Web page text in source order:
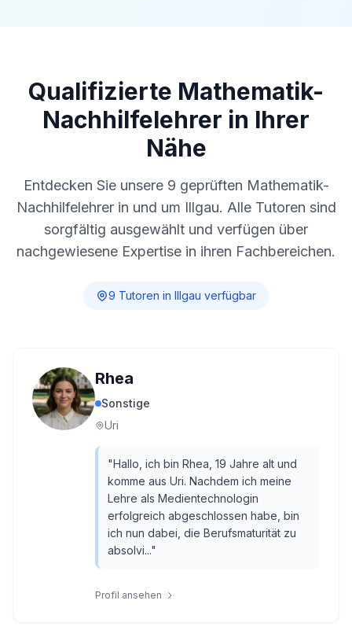
Qualifizierte Mathematik-
Nachhilfelehrer in Ihrer
Nähe
Entdecken Sie unsere 9 geprüften Mathematik-
Nachhilfelehrer in und um Illgau. Alle Tutoren sind
sorgfältig ausgewählt und verfügen über
nachgewiesene Expertise in ihren Fachbereichen.
9 Tutoren in Illgau verfügbar
Rhea
Sonstige
Uri
"Hallo, ich bin Rhea, 19 Jahre alt und
komme aus Uri. Nachdem ich meine
Lehre als Medientechnologin
erfolgreich abgeschlossen habe, bin
ich nun dabei, die Berufsmaturität zu
absolvi..."
Profil ansehen